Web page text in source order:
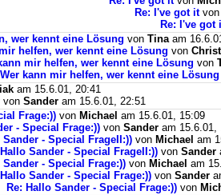
Re: I've got it
Re: I've got
wer kennt eine Lösung von Tinaam
helfen, wer kennt eine Lösung von
mir helfen, wer kennt eine Lösung von
Wer kann mir helfen, wer kennt eine Lösung
am 15.6.01, 20:41
von Sander am 15.6.01, 22:51
Frage:)) von Michael am 15.6.01, 15:09
- Special Frage:)) von Sander am 15.6.01,
Sander - Special FrageII:)) von Michael am
Hallo Sander - Special FrageII:)) von Sander
Sander - Special Frage:)) von Michael am
Hallo Sander - Special Frage:)) von Sander
Re: Hallo Sander - Special Frage:)) von